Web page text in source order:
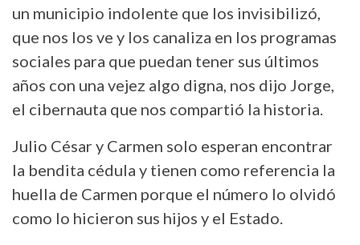
un municipio indolente que los invisibilizó,
que nos los ve y los canaliza en los programas
sociales para que puedan tener sus últimos
años con una vejez algo digna, nos dijo Jorge,
el cibernauta que nos compartió la historia.
Julio César y Carmen solo esperan encontrar
la bendita cédula y tienen como referencia la
huella de Carmen porque el número lo olvidó
como lo hicieron sus hijos y el Estado.